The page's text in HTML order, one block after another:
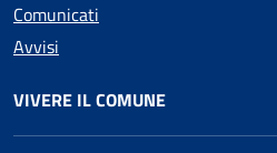
Comunicati
Avvisi
VIVERE IL COMUNE